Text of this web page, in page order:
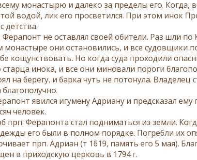
монастырю и далеко за пределы его. Когда,
водой, лик его просветился. При этом инок
детства.
не оставлял своей обители. Раз шли по
они остановились, и все судовщики
кощунствовать. Но когда суда проходили
старца инока, и все они миновали пороги
на берегу, и барка чуть не потонула. Владелец
явился игумену Адриану и предсказал
человек.
прп. Ферапонта стал подниматься из земли.
его были в полном порядке. Погребли их
прп. Адриан (т 1619, память его 5 мая).
в приходскую церковь в 1794 г.